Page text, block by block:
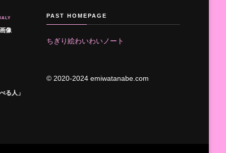
像
る人」
探
で
?
PAST HOMEPAGE
ちぎり絵わいわいノート
© 2020-2024 emiwatanabe.com